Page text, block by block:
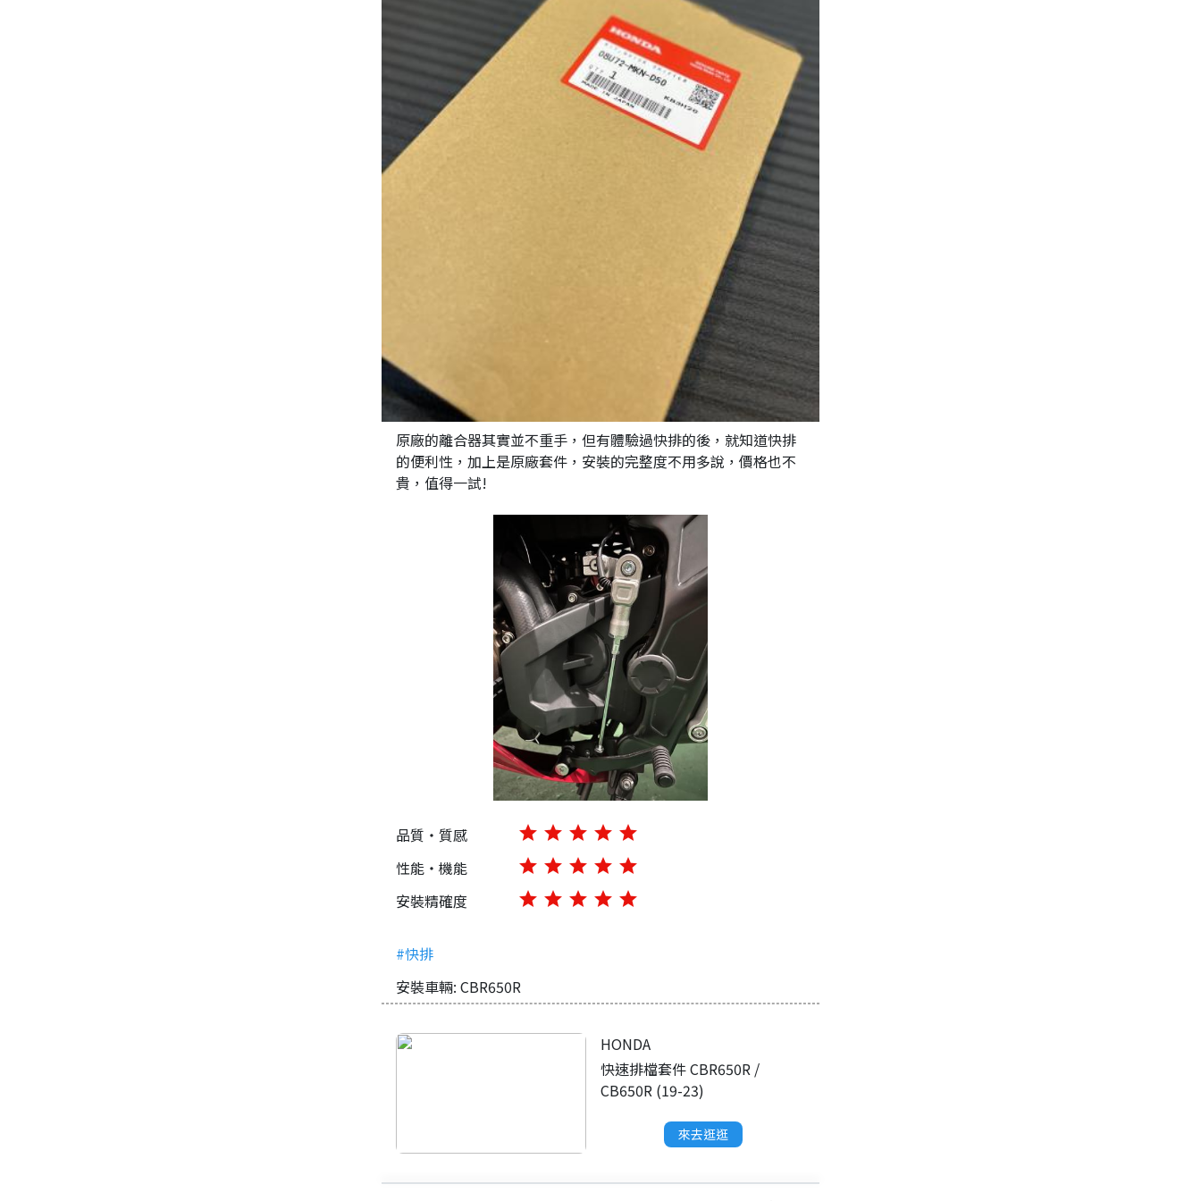
原廠的離合器其實並不重手，但有體驗過快排的後，就知道快排
的便利性，加上是原廠套件，安裝的完整度不用多說，價格也不
貴，值得一試!
品質・質感 star star star star star
性能・機能
star star star star star
安裝精確度
star star star star star
#快排
安裝車輛: CBR650R
HONDA
快速排檔套件 CBR650R /
CB650R (19-23)
來去逛逛